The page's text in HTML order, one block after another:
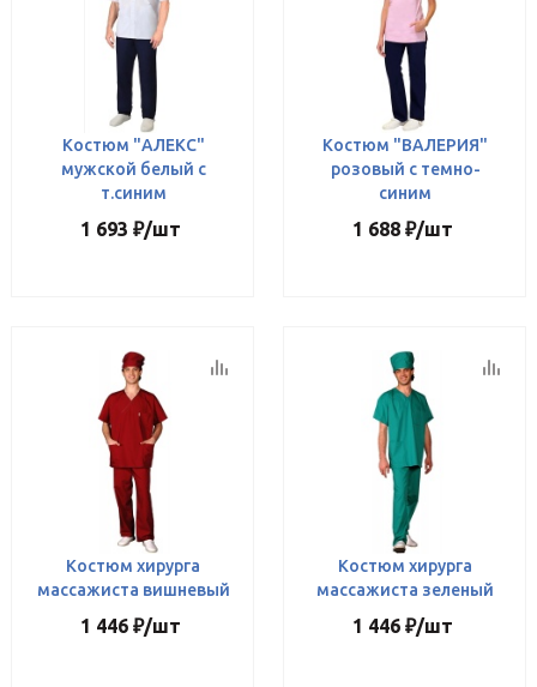
Костюм "АЛЕКС"
мужской белый с
т.синим
1 693 ₽/шт
Костюм "ВАЛЕРИЯ"
розовый с темно-
синим
1 688 ₽/шт
Костюм хирурга
массажиста вишневый
1 446 ₽/шт
Костюм хирурга
массажиста зеленый
1 446 ₽/шт